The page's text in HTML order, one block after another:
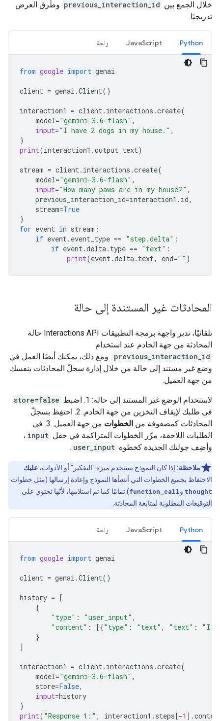
خلال الجمع بين previous_interaction_id وطُرق العرض
تدريجيًا.
Python
JavaScript راحة
from google import genai
client = genai .Client()
interaction1 = client. interactions .create(
model="gemini-3.6-flash" ,
input="I have 2 dogs in my house." ,
)
print(interaction1 .output_text)
stream = client. interactions .create(
model="gemini-3.6-flash" ,
input="How many paws are in my house?" ,
previous_interaction_id=interaction1 . id,
stream=True
)
for event in stream :
if event. event_type == "step.delta" :
if event.delta. type == "text" :
print(event.delta. text, end="" )
المحادثات غير المستندة إلى حالة
تلقائيًا، تدير واجهة برمجة التطبيقات Interactions API حالة
المحادثة من جهة الخادم عند استخدام
previous_interaction_id . ومع ذلك، يمكنك أيضًا العمل في
وضع غير مستند إلى حالة من خلال إدارة سجلّ المحادثات بنفسك
من جهة العميل.
لاستخدام الوضع غير المستند إلى حالة: 1. اضبط
store=false
في طلبك لإيقاف التخزين من جهة الخادم. 2. احتفِظ بسجلّ
المحادثات كمصفوفة من الخطوات
من جهة العميل. 3. في
الطلبات اللاحقة، مرِّر الخطوات المتراكمة في حقل input ،
وأضِف جولتك الجديدة كخطوة user_input
.
ملاحظة: إذا كان النموذج يستخدم ميزة "التفكير" أو الأدوات، عليك
الاحتفاظ بجميع الخطوات التي أنشأها النموذج وإعادة إرسالها (مثل خطوات
thought وfunction_call) تمامًا كما تم استلامها، لأنّها تحتوي على
التوقيعات المطلوبة لمتابعة المحادثة.
Python
JavaScript راحة
from google import genai
client = genai .Client()
history = [
{
"type" : "user_input" ,
"content" : [{"type" : "text" , "text" :
"I
}
]
interaction1 = client. interactions .create(
model="gemini-3.6-flash" ,
store=False,
input=history
)
print( "Response 1:" , interaction1 . steps[-1 ] .